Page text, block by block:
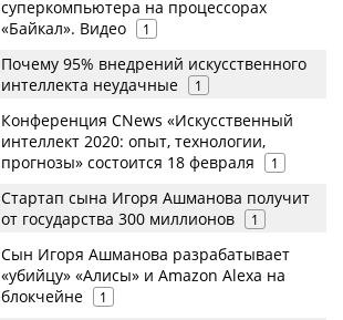
суперкомпьютера на процессорах
«Байкал». Видео
1
Почему 95% внедрений искусственного
интеллекта неудачные
1
Конференция CNews «Искусственный
интеллект 2020: опыт, технологии,
прогнозы» состоится 18 февраля
1
Стартап сына Игоря Ашманова получит
от государства 300 миллионов
1
Сын Игоря Ашманова разрабатывает
«убийцу» «Алисы» и Amazon Alexa на
блокчейне
1